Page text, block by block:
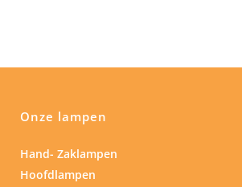
Onze lampen
Hand- Zaklampen
Hoofdlampen